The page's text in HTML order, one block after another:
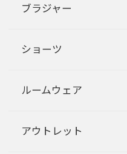
ブラジャー
ショーツ
ルームウェア
アウトレット